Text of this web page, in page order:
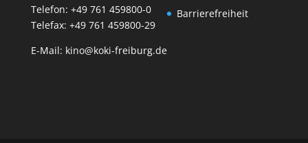
Telefon: +49 761 459800-0
Telefax: +49 761 459800-29
E-Mail: kino@koki-freiburg.de
Barrierefreiheit